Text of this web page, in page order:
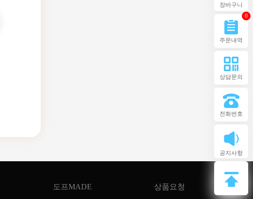
도프MADE 상품요청
장바구니
주문내역
0
상담문의
전화번호
공지사항